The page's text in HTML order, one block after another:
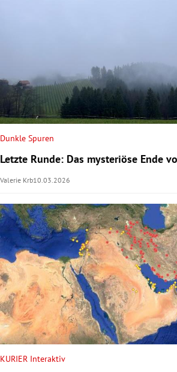
Dunkle Spuren
Letzte Runde: Das mysteriöse Ende
Valerie Krb10.03.2026
KURIER Interaktiv